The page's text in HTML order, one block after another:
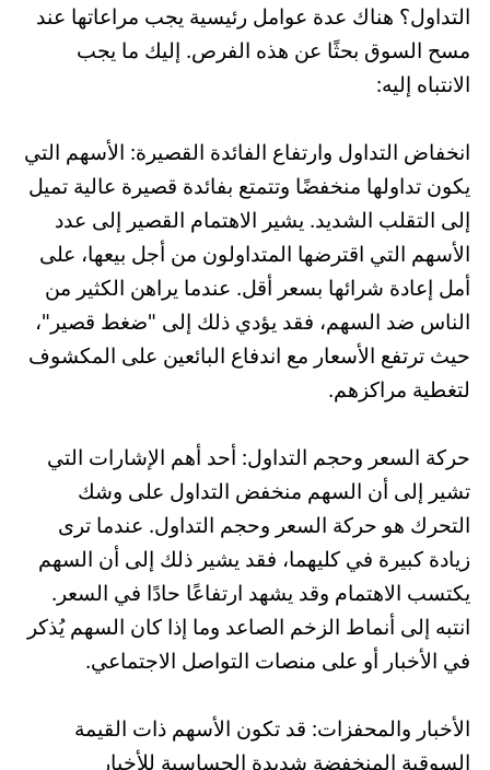
التداول؟ هناك عدة عوامل رئيسية يجب مراعاتها عند
مسح السوق بحثًا عن هذه الفرص. إليك ما يجب
الانتباه إليه:
انخفاض التداول وارتفاع الفائدة القصيرة: الأسهم التي
يكون تداولها منخفضًا وتتمتع بفائدة قصيرة عالية تميل
إلى التقلب الشديد. يشير الاهتمام القصير إلى عدد
الأسهم التي اقترضها المتداولون من أجل بيعها، على
أمل إعادة شرائها بسعر أقل. عندما يراهن الكثير من
الناس ضد السهم، فقد يؤدي ذلك إلى "ضغط قصير"،
حيث ترتفع الأسعار مع اندفاع البائعين على المكشوف
لتغطية مراكزهم.
حركة السعر وحجم التداول: أحد أهم الإشارات التي
تشير إلى أن السهم منخفض التداول على وشك
التحرك هو حركة السعر وحجم التداول. عندما ترى
زيادة كبيرة في كليهما، فقد يشير ذلك إلى أن السهم
يكتسب الاهتمام وقد يشهد ارتفاعًا حادًا في السعر.
انتبه إلى أنماط الزخم الصاعد وما إذا كان السهم يُذكر
في الأخبار أو على منصات التواصل الاجتماعي.
الأخبار والمحفزات: قد تكون الأسهم ذات القيمة
السوقية المنخفضة شديدة الحساسية للأخبار